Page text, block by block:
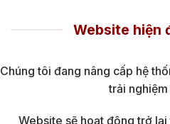
Website hiện
Chúng tôi đang nâng cấp hệ
trải
Website sẽ hoạt động trở